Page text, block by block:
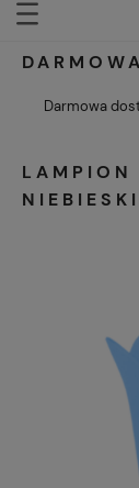
Darmowa
LAMPION